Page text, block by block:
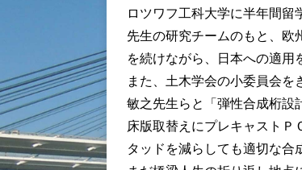
ロツワフ工科大学に半年間
先生の研究チームのもと、
を続けながら、日本への適用
また、土木学会の小委員会
敏之先生らと「弾性合成桁設
床版取替えにプレキャストＰ
タッドを減らしても適切な合